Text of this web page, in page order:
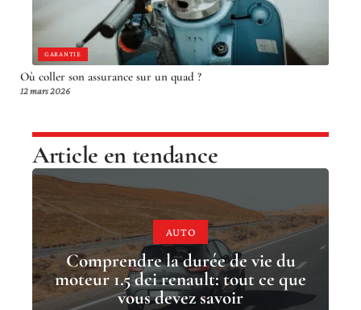
GARANTIE
Où coller son assurance sur un quad ?
12 mars 2026
Article en tendance
AUTO
Comprendre la durée de vie du
moteur 1.5 dci renault: tout ce que
vous devez savoir